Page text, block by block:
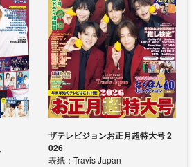
ザテレビジョンお正月超特大号 2
026
表紙：Travis Japan